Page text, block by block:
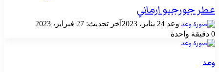
عطر جورجيو ارماني
وعد أرسل
24 يناير، 2023
آخر تحديث: 27 فبراير، 2023
0 دقيقة واحدة
وعد